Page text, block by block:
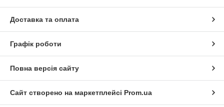
Доставка та оплата
Графік роботи
Повна версія сайту
Сайт створено на маркетплейсі Prom.ua